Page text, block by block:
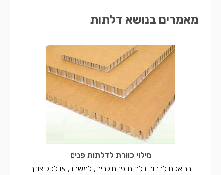
מאמרים בנושא דלתות
מילוי כוורת לדלתות פנים
בבואכם לבחור דלתות פנים לבית, למשרד, או לכל צורך